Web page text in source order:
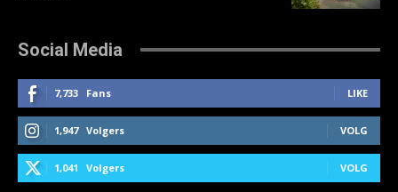
Social Media
7,733 Fans LIKE
1,947 Volgers VOLG
1,041 Volgers VOLG